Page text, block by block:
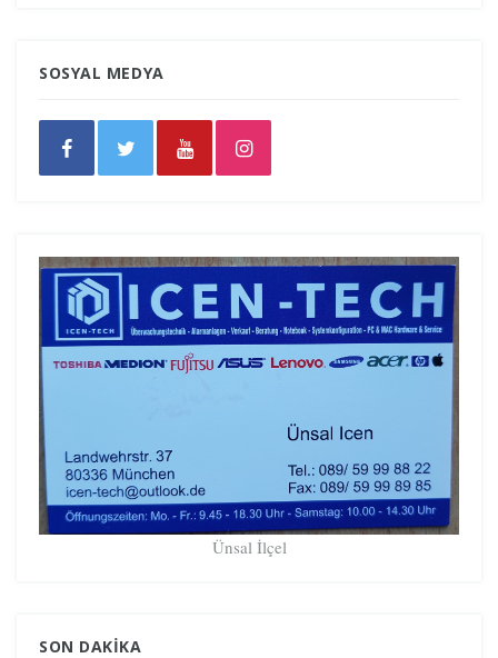
SOSYAL MEDYA
Ünsal İlçel
SON DAKIKA